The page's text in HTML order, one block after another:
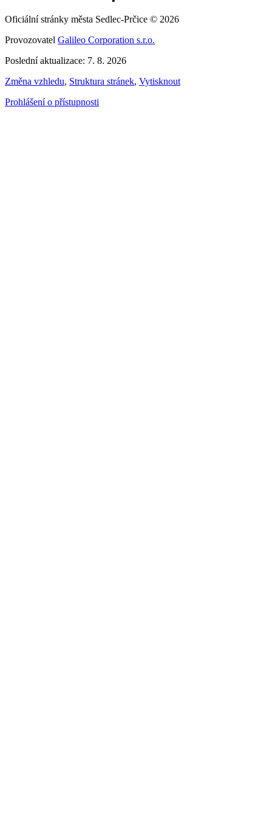
Oficiální stránky města Sedlec-Prčice © 2026
Provozovatel Galileo Corporation s.r.o.
Poslední aktualizace: 7. 8. 2026
Změna vzhledu, Struktura stránek, Vytisknout
Prohlášení o přístupnosti